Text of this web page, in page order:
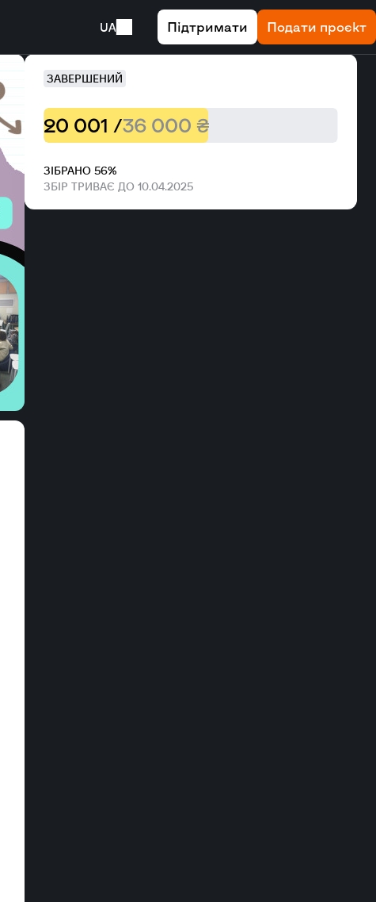
UA Підтримати Подати проєкт
ЗАВЕРШЕНИЙ
20 001 /36 000 ₴
ЗІБРАНО 56%
ЗБІР ТРИВАЄ ДО 10.04.2025